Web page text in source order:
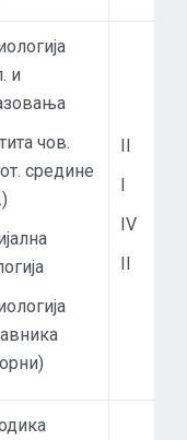
и
чов.
средине
II
I
IV
II